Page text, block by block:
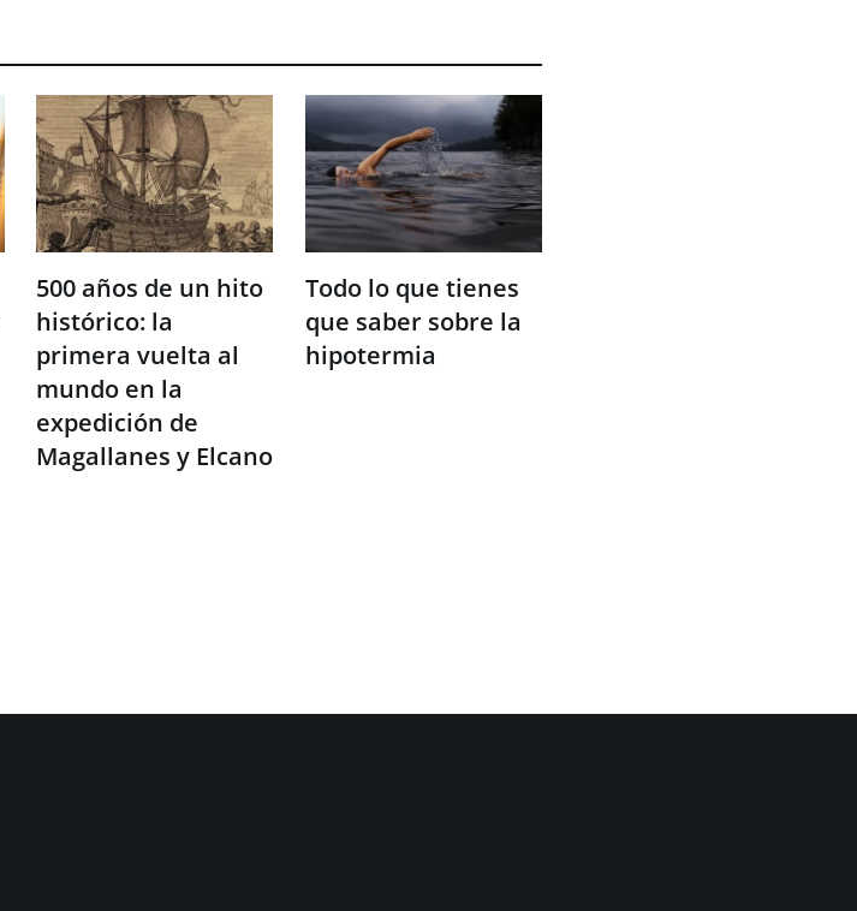
500 años de un hito
histórico: la
primera vuelta al
mundo en la
expedición de
Magallanes y Elcano
Todo lo que tienes
que saber sobre la
hipotermia